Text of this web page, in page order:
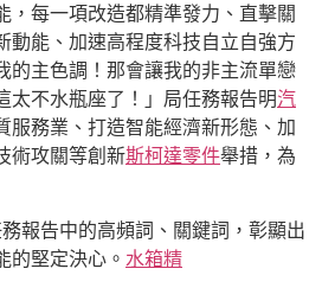
，每一項改造都精準發力、直擊關
動能、加速高程度科技自立自強方
的主色調！那會讓我的非主流單戀
太不水瓶座了！」局任務報告明汽
服務業、打造智能經濟新形態、加
術攻關等創新斯柯達零件舉措，為
務報告中的高頻詞、關鍵詞，彰顯出
的堅定決心。 水箱精